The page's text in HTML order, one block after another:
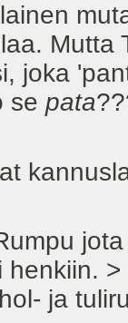
Mutta
joka
se pata
henkiin. >
ja